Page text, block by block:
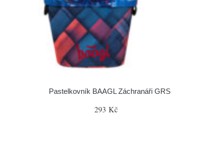
Pastelkovník BAAGL Záchranáři GRS
293 Kč